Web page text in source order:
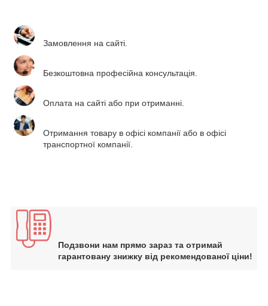
Замовлення на сайті.
Безкоштовна професійна консультація.
Оплата на сайті або при отриманні.
Отримання товару в офісі компанії або в офісі
транспортної компанії.
Подзвони нам прямо зараз та отримай
гарантовану знижку від рекомендованої ціни!